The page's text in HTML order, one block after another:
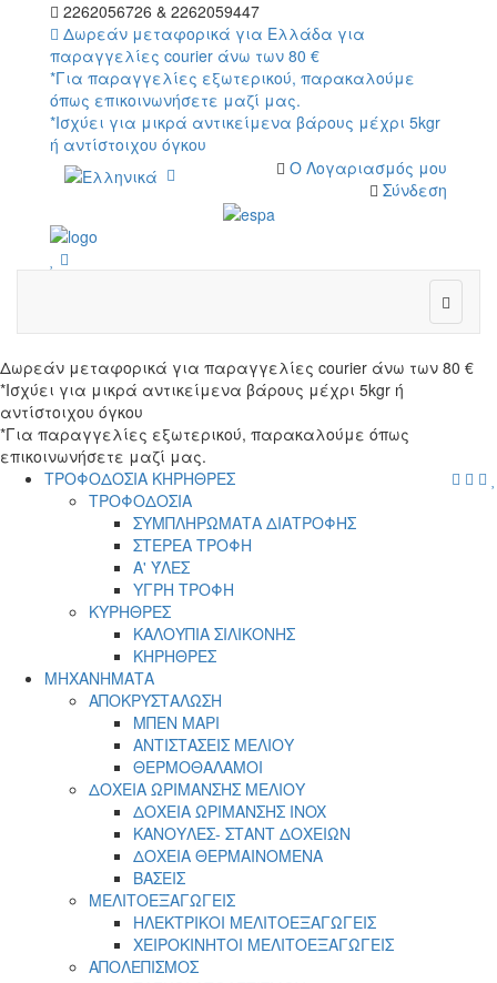
2262056726 & 2262059447
Δωρεάν μεταφορικά για Ελλάδα για
παραγγελίες courier άνω των 80 €
*Για παραγγελίες εξωτερικού, παρακαλούμε
όπως επικοινωνήσετε μαζί μας.
*Ισχύει για μικρά αντικείμενα βάρους μέχρι 5kgr
ή αντίστοιχου όγκου
Ο Λογαριασμός μου
Σύνδεση
wish
cart
wish
Δωρεάν μεταφορικά για παραγγελίες courier άνω των 80 €
*Ισχύει για μικρά αντικείμενα βάρους μέχρι 5kgr ή
αντίστοιχου όγκου
*Για παραγγελίες εξωτερικού, παρακαλούμε όπως
επικοινωνήσετε μαζί μας.
menu
search
cart
ΤΡΟΦΟΔΟΣΙΑ ΚΗΡΗΘΡΕΣ
ΤΡΟΦΟΔΟΣΙΑ
ΣΥΜΠΛΗΡΩΜΑΤΑ ΔΙΑΤΡΟΦΗΣ
ΣΤΕΡΕΑ ΤΡΟΦΗ
Α' ΎΛΕΣ
ΥΓΡΗ ΤΡΟΦΗ
ΚΥΡΗΘΡΕΣ
ΚΑΛΟΥΠΙΑ ΣΙΛΙΚΟΝΗΣ
ΚΗΡΗΘΡΕΣ
ΜΗΧΑΝΗΜΑΤΑ
ΑΠΟΚΡΥΣΤΑΛΩΣΗ
ΜΠΕΝ ΜΑΡΙ
ΑΝΤΙΣΤΑΣΕΙΣ ΜΕΛΙΟΥ
ΘΕΡΜΟΘΑΛΑΜΟΙ
ΔΟΧΕΙΑ ΩΡΙΜΑΝΣΗΣ ΜΕΛΙΟΥ
ΔΟΧΕΙΑ ΩΡΙΜΑΝΣΗΣ INOX
ΚΑΝΟΥΛΕΣ- ΣΤΑΝΤ ΔΟΧΕΙΩΝ
ΔΟΧΕΙΑ ΘΕΡΜΑΙΝΟΜΕΝΑ
ΒΑΣΕΙΣ
ΜΕΛΙΤΟΕΞΑΓΩΓΕΙΣ
ΗΛΕΚΤΡΙΚΟΙ ΜΕΛΙΤΟΕΞΑΓΩΓΕΙΣ
ΧΕΙΡΟΚΙΝΗΤΟΙ ΜΕΛΙΤΟΕΞΑΓΩΓΕΙΣ
ΑΠΟΛΕΠΙΣΜΟΣ